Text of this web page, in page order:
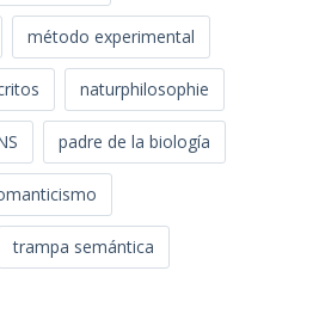
método experimental
naturphilosophie
padre de la biología
trampa semántica